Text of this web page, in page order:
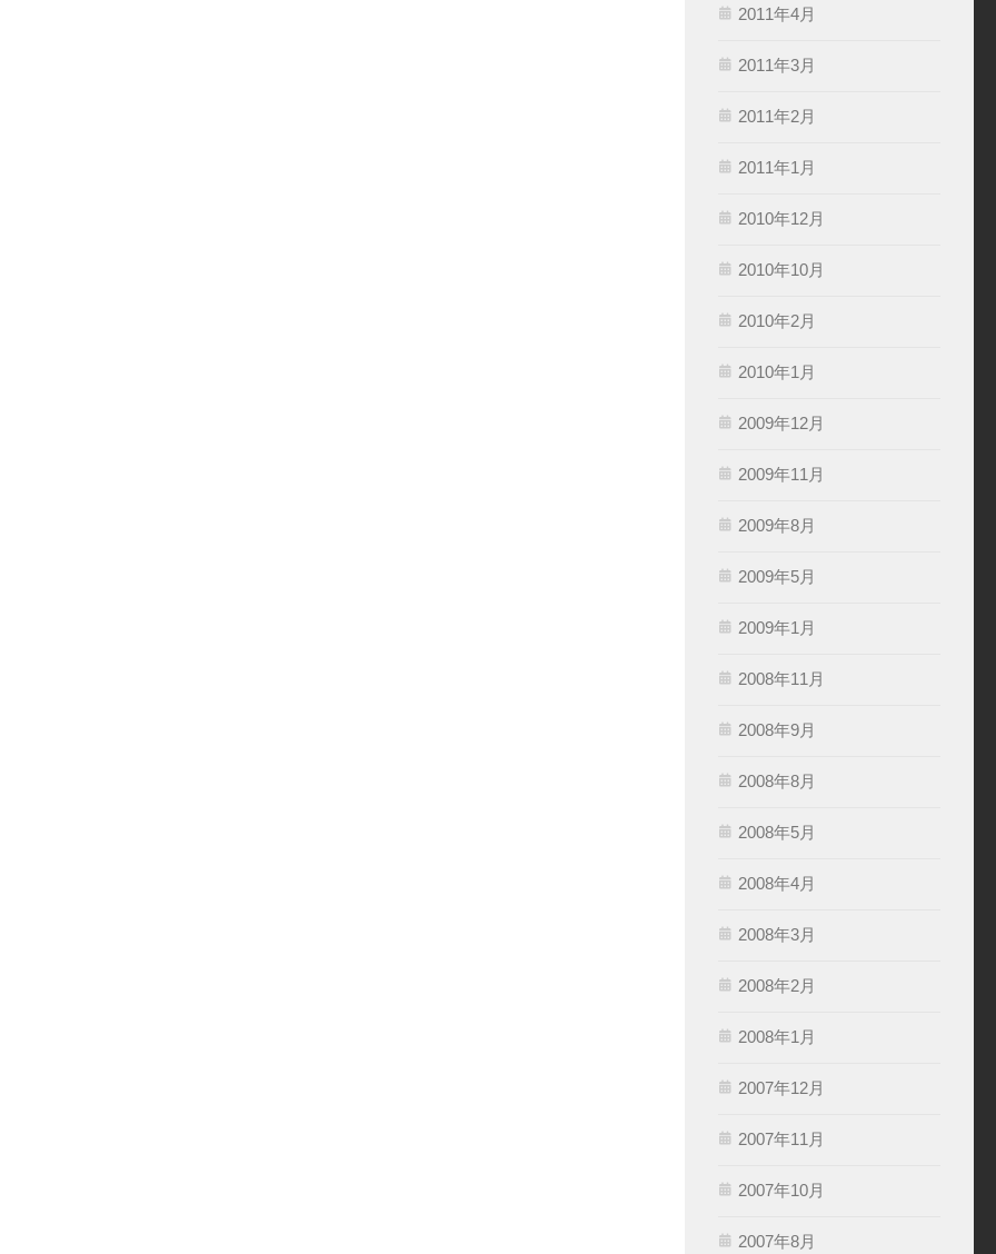
2011年4月
2011年3月
2011年2月
2011年1月
2010年12月
2010年10月
2010年2月
2010年1月
2009年12月
2009年11月
2009年8月
2009年5月
2009年1月
2008年11月
2008年9月
2008年8月
2008年5月
2008年4月
2008年3月
2008年2月
2008年1月
2007年12月
2007年11月
2007年10月
2007年8月